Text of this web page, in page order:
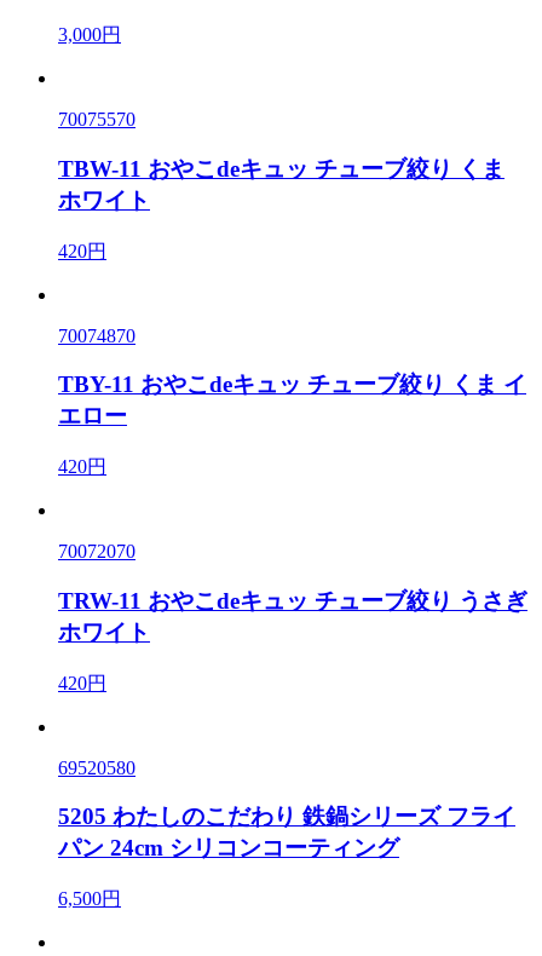
3,000円
70075570
TBW-11 おやこdeキュッ チューブ絞り くま
ホワイト
420円
70074870
TBY-11 おやこdeキュッ チューブ絞り くま イ
エロー
420円
70072070
TRW-11 おやこdeキュッ チューブ絞り うさぎ
ホワイト
420円
69520580
5205 わたしのこだわり 鉄鍋シリーズ フライ
パン 24cm シリコンコーティング
6,500円